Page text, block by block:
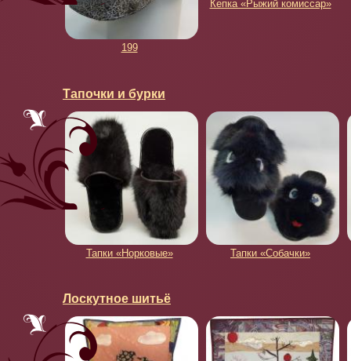
199
Кепка «Рыжий комиссар»
Тапочки и бурки
Тапки «Норковые» Тапки «Собачки»
Лоскутное шитьё